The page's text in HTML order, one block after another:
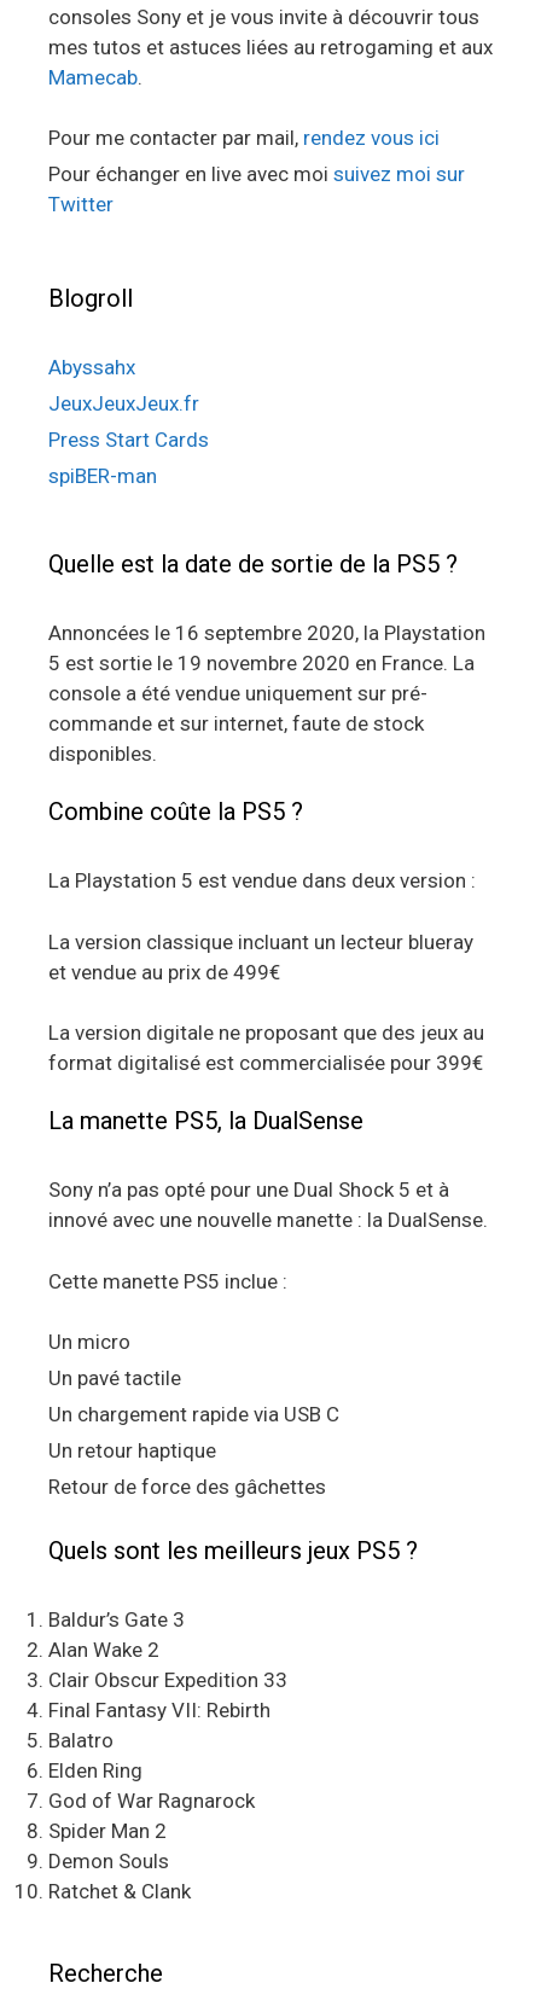
consoles Sony et je vous invite à découvrir tous
mes tutos et astuces liées au retrogaming et aux
Mamecab.
Pour me contacter par mail, rendez vous ici
Pour échanger en live avec moi suivez moi sur
Twitter
Blogroll
Abyssahx
JeuxJeuxJeux.fr
Press Start Cards
spiBER-man
Quelle est la date de sortie de la PS5 ?
Annoncées le 16 septembre 2020, la Playstation
5 est sortie le 19 novembre 2020 en France. La
console a été vendue uniquement sur pré-
commande et sur internet, faute de stock
disponibles.
Combine coûte la PS5 ?
La Playstation 5 est vendue dans deux version :
La version classique incluant un lecteur blueray
et vendue au prix de 499€
La version digitale ne proposant que des jeux au
format digitalisé est commercialisée pour 399€
La manette PS5, la DualSense
Sony n’a pas opté pour une Dual Shock 5 et à
innové avec une nouvelle manette : la DualSense.
Cette manette PS5 inclue :
Un micro
Un pavé tactile
Un chargement rapide via USB C
Un retour haptique
Retour de force des gâchettes
Quels sont les meilleurs jeux PS5 ?
Baldur’s Gate 3
Alan Wake 2
Clair Obscur Expedition 33
Final Fantasy VII: Rebirth
Balatro
Elden Ring
God of War Ragnarock
Spider Man 2
Demon Souls
Ratchet & Clank
Recherche